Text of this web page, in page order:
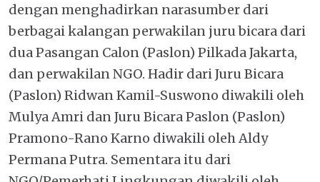
dengan menghadirkan narasumber dari
berbagai kalangan perwakilan juru bicara dari
dua Pasangan Calon (Paslon) Pilkada Jakarta,
dan perwakilan NGO. Hadir dari Juru Bicara
(Paslon) Ridwan Kamil-Suswono diwakili oleh
Mulya Amri dan Juru Bicara Paslon (Paslon)
Pramono-Rano Karno diwakili oleh Aldy
Permana Putra. Sementara itu dari